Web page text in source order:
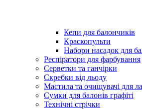
Кепи для балончиків
Краскопульти
Набори насадок для
Респіратори для фарбування
Серветки та ганчірки
Скребки від льоду
Мастила та очищувачі для
Сумки для балонів графіті
Технічні стрічки